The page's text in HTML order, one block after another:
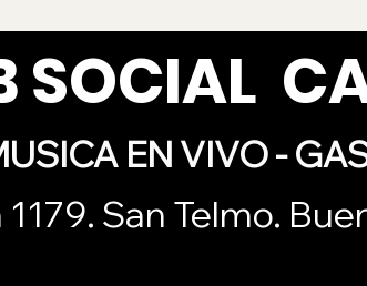
SOCIAL
EN VIVO -
San Telmo.